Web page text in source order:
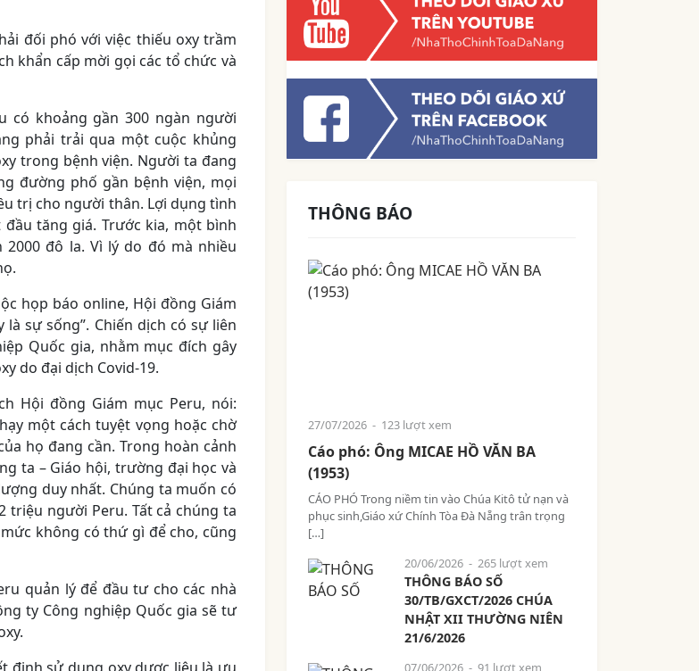
đối phó với việc thiếu oxy trầm
khẩn cấp mời gọi các tổ chức và
có khoảng gần 300 ngàn người
phải trải qua một cuộc khủng
trong bệnh viện. Người ta đang
đường phố gần bệnh viện, mọi
trị cho người thân. Lợi dụng tình
tăng giá. Trước kia, một bình
đô la. Vì lý do đó mà nhiều
họp báo online, Hội đồng Giám
sự sống”. Chiến dịch có sự liên
Quốc gia, nhằm mục đích gây
do đại dịch Covid-19.
Hội đồng Giám mục Peru, nói:
một cách tuyệt vọng hoặc chờ
họ đang cần. Trong hoàn cảnh
ta – Giáo hội, trường đại học và
duy nhất. Chúng ta muốn có
triệu người Peru. Tất cả chúng ta
không có thứ gì để cho, cũng
quản lý để đầu tư cho các nhà
ty Công nghiệp Quốc gia sẽ tư
THÔNG BÁO
27/07/2026 - 123 lượt xem
Cáo phó: Ông MICAE HỒ VĂN BA
(1953)
CÁO PHÓ Trong niềm tin vào Chúa Kitô tử nạn và
phục sinh,Giáo xứ Chính Tòa Đà Nẵng trân trọng
[…]
20/06/2026- 265 lượt xem
THÔNG BÁO SỐ
30/TB/GXCT/2026 CHÚA
NHẬT XII THƯỜNG NIÊN
21/6/2026
07/06/2026- 91 lượt xem